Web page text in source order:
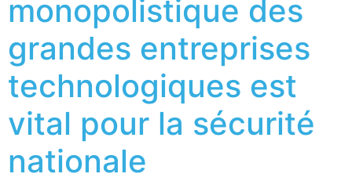
monopolistique des
grandes entreprises
technologiques est
vital pour la sécurité
nationale